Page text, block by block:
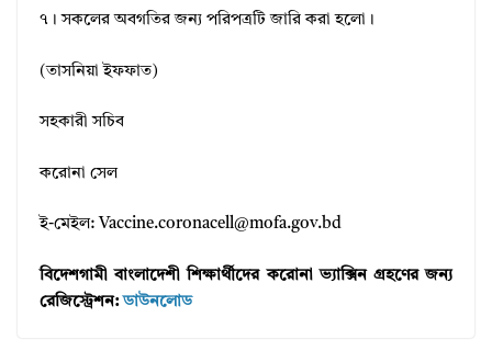
৭। সকলের অবগতির জন্য পরিপত্রটি জারি করা হলো।
(তাসনিয়া ইফফাত)
সহকারী সচিব
করোনা সেল
ই-মেইল: Vaccine.coronacell@mofa.gov.bd
বিদেশগামী বাংলাদেশী শিক্ষার্থীদের করোনা ভ্যাক্সিন গ্রহণের জন্য
রেজিস্ট্রেশন:ডাউনলোড